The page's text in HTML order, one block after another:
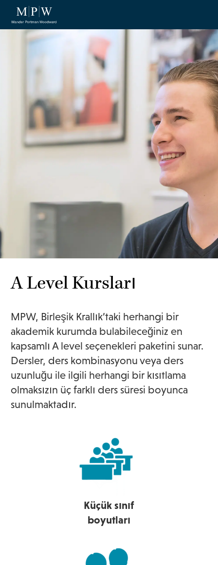
A Level Kursları
MPW, Birleşik Krallık’taki herhangi bir
akademik kurumda bulabileceğiniz en
kapsamlı A level seçenekleri paketini sunar.
Dersler, ders kombinasyonu veya ders
uzunluğu ile ilgili herhangi bir kısıtlama
olmaksızın üç farklı ders süresi boyunca
sunulmaktadır.
Küçük sınıf
boyutları